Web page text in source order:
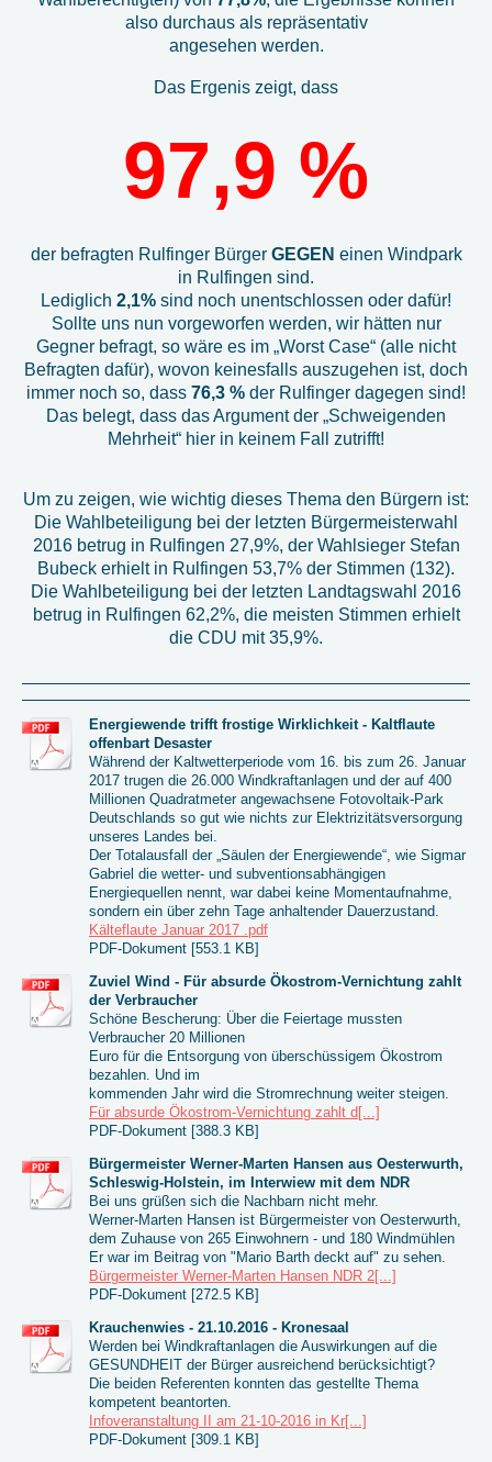
also durchaus als repräsentativ
angesehen werden.
Das Ergenis zeigt, dass
97,9 %
der befragten Rulfinger Bürger GEGEN einen Windpark
in Rulfingen sind.
Lediglich 2,1% sind noch unentschlossen oder dafür!
Sollte uns nun vorgeworfen werden, wir hätten nur
Gegner befragt, so wäre es im „Worst Case“ (alle nicht
Befragten dafür), wovon keinesfalls auszugehen ist, doch
immer noch so, dass 76,3 % der Rulfinger dagegen sind!
Das belegt, dass das Argument der „Schweigenden
Mehrheit“ hier in keinem Fall zutrifft!
Um zu zeigen, wie wichtig dieses Thema den Bürgern ist:
Die Wahlbeteiligung bei der letzten Bürgermeisterwahl
2016 betrug in Rulfingen 27,9%, der Wahlsieger Stefan
Bubeck erhielt in Rulfingen 53,7% der Stimmen (132).
Die Wahlbeteiligung bei der letzten Landtagswahl 2016
betrug in Rulfingen 62,2%, die meisten Stimmen erhielt
die CDU mit 35,9%.
Energiewende trifft frostige Wirklichkeit - Kaltflaute
offenbart Desaster
Während der Kaltwetterperiode vom 16. bis zum 26. Januar
2017 trugen die 26.000 Windkraftanlagen und der auf 400
Millionen Quadratmeter angewachsene Fotovoltaik-Park
Deutschlands so gut wie nichts zur Elektrizitätsversorgung
unseres Landes bei.
Der Totalausfall der „Säulen der Energiewende“, wie Sigmar
Gabriel die wetter- und subventionsabhängigen
Energiequellen nennt, war dabei keine Momentaufnahme,
sondern ein über zehn Tage anhaltender Dauerzustand.
Kälteflaute Januar 2017 .pdf
PDF-Dokument [553.1 KB]
Zuviel Wind - Für absurde Ökostrom-Vernichtung zahlt
der Verbraucher
Schöne Bescherung: Über die Feiertage mussten
Verbraucher 20 Millionen
Euro für die Entsorgung von überschüssigem Ökostrom
bezahlen. Und im
kommenden Jahr wird die Stromrechnung weiter steigen.
Für absurde Ökostrom-Vernichtung zahlt d[...]
PDF-Dokument [388.3 KB]
Bürgermeister Werner-Marten Hansen aus Oesterwurth,
Schleswig-Holstein, im Interwiew mit dem NDR
Bei uns grüßen sich die Nachbarn nicht mehr.
Werner-Marten Hansen ist Bürgermeister von Oesterwurth,
dem Zuhause von 265 Einwohnern - und 180 Windmühlen
Er war im Beitrag von "Mario Barth deckt auf" zu sehen.
Bürgermeister Werner-Marten Hansen NDR 2[...]
PDF-Dokument [272.5 KB]
Krauchenwies - 21.10.2016 - Kronesaal
Werden bei Windkraftanlagen die Auswirkungen auf die
GESUNDHEIT der Bürger ausreichend berücksichtigt?
Die beiden Referenten konnten das gestellte Thema
kompetent beantorten.
Infoveranstaltung II am 21-10-2016 in Kr[...]
PDF-Dokument [309.1 KB]